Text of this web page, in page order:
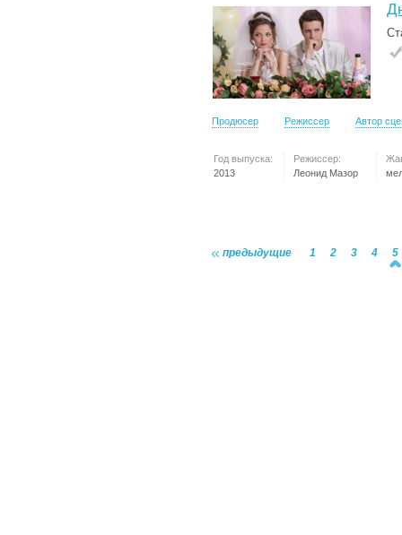
Продюсер Режиссер Автор
Год выпуска:
2013
Режиссер:
Леонид Мазор
предыдущие 1 2 3 4 5